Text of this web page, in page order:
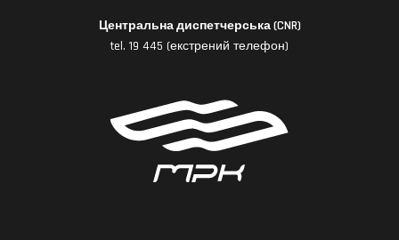
Центральна диспетчерська (CNR)
tel. 19 445 (екстрений телефон)